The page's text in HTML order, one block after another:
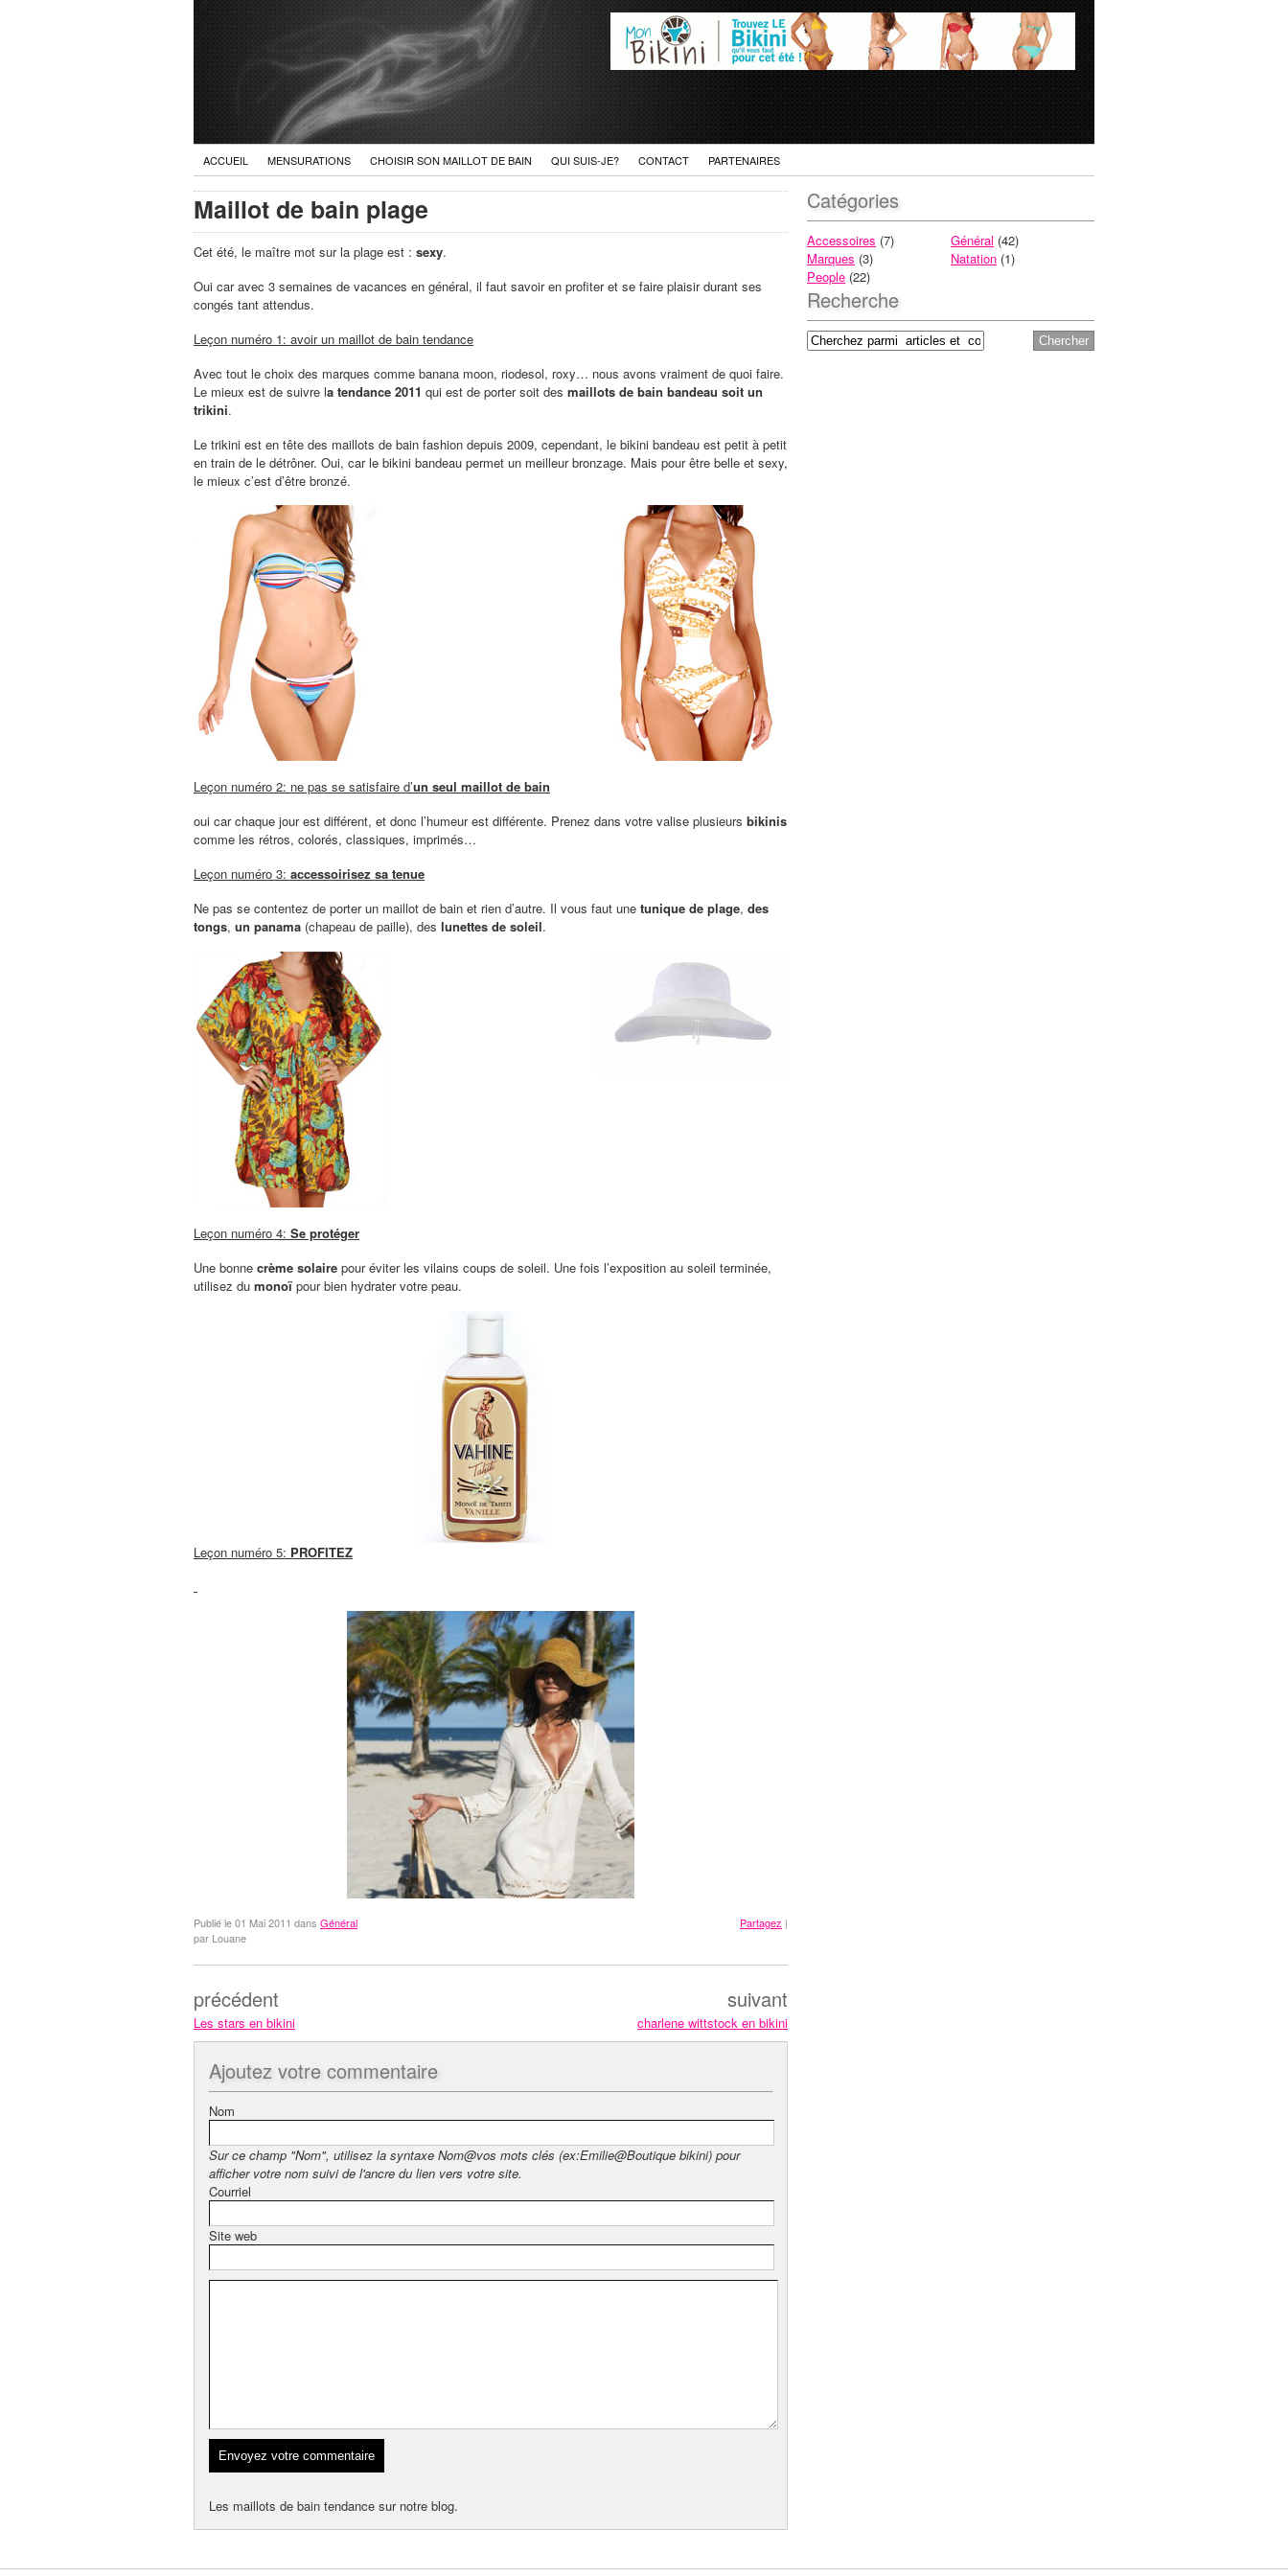
ACCUEIL MENSURATIONS CHOISIR SON MAILLOT DE BAIN QUI SUIS-JE? CONTACT PARTENAIRES
Maillot de bain plage
Cet été, le maître mot sur la plage est : sexy.
Oui car avec 3 semaines de vacances en général, il faut savoir en profiter et se faire plaisir durant ses
congés tant attendus.
Leçon numéro 1: avoir un maillot de bain tendance
Avec tout le choix des marques comme banana moon, riodesol, roxy… nous avons vraiment de quoi faire.
Le mieux est de suivre la tendance 2011 qui est de porter soit des maillots de bain bandeau soit un
trikini.
Le trikini est en tête des maillots de bain fashion depuis 2009, cependant, le bikini bandeau est petit à petit
en train de le détrôner. Oui, car le bikini bandeau permet un meilleur bronzage. Mais pour être belle et sexy,
le mieux c’est d’être bronzé.
Leçon numéro 2: ne pas se satisfaire d’un seul maillot de bain
oui car chaque jour est différent, et donc l’humeur est différente. Prenez dans votre valise plusieurs bikinis
comme les rétros, colorés, classiques, imprimés…
Leçon numéro 3: accessoirisez sa tenue
Ne pas se contentez de porter un maillot de bain et rien d’autre. Il vous faut une tunique de plage, des
tongs, un panama (chapeau de paille), des lunettes de soleil.
Leçon numéro 4: Se protéger
Une bonne crème solaire pour éviter les vilains coups de soleil. Une fois l’exposition au soleil terminée,
utilisez du monoï pour bien hydrater votre peau.
L eçon numéro 5: PROFITEZ
Partagez |
Publié le01 Mai 2011 dans Général
par Louane
précédent
Les stars en bikini
suivant
charlene wittstock en bikini
Ajoutez votre commentaire
Nom
Sur ce champ "Nom", utilisez la syntaxe Nom@vos mots clés (ex:Emilie@Boutique bikini) pour
afficher votre nom suivi de l'ancre du lien vers votre site.
Courriel
Site web
Les maillots de bain tendance sur notre blog.
Catégories
Accessoires (7) Général (42)
Marques (3) Natation (1)
People (22)
Recherche